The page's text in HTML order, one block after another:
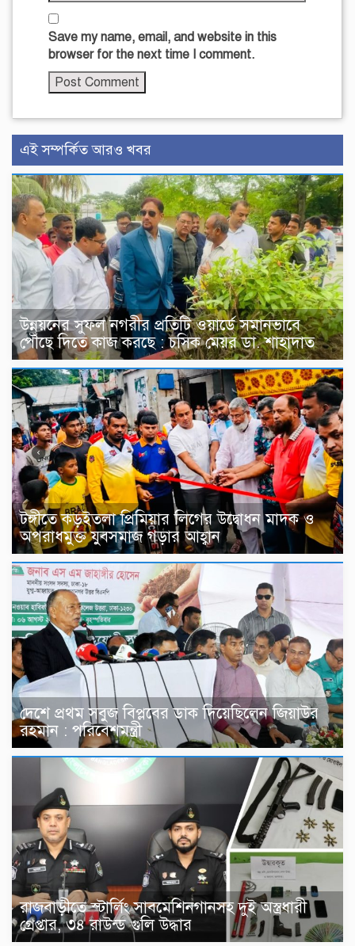
Save my name, email, and website in this
browser for the next time I comment.
এই সম্পর্কিত আরও খবর
উন্নয়নের সুফল নগরীর প্রতিটি ওয়ার্ডে সমানভাবে
পৌঁছে দিতে কাজ করছে : চসিক মেয়র ডা. শাহাদাত
টঙ্গীতে কড়ইতলা প্রিমিয়ার লিগের উদ্বোধন মাদক ও
অপরাধমুক্ত যুবসমাজ গড়ার আহ্বান
দেশে প্রথম সবুজ বিপ্লবের ডাক দিয়েছিলেন জিয়াউর
রহমান : পরিবেশমন্ত্রী
রাজবাড়ীতে স্টার্লিং সাবমেশিনগানসহ দুই অস্ত্রধারী
গ্রেপ্তার, ৩৪ রাউন্ড গুলি উদ্ধার